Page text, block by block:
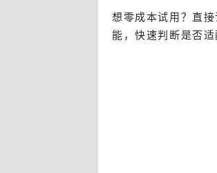
想零成本试用？直
能，快速判断是否适